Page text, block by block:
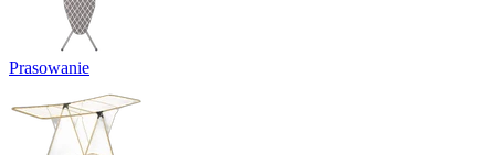
Prasowanie